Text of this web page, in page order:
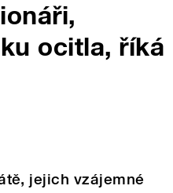
ocitla, říká
jejich vzájemné